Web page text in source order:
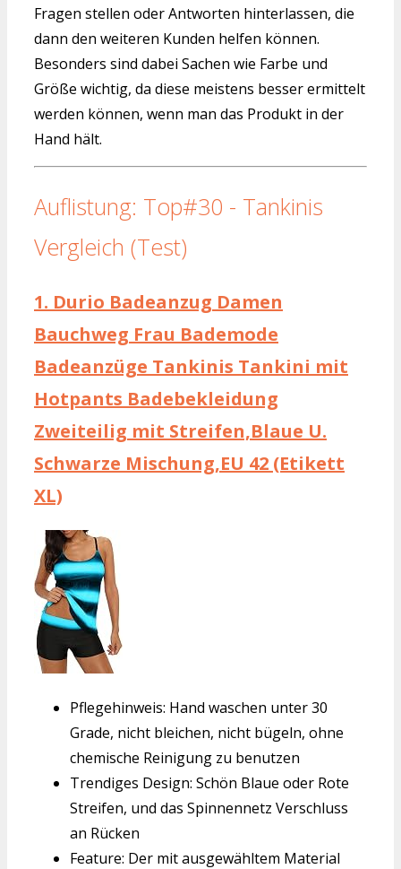
Fragen stellen oder Antworten hinterlassen, die
dann den weiteren Kunden helfen können.
Besonders sind dabei Sachen wie Farbe und
Größe wichtig, da diese meistens besser ermittelt
werden können, wenn man das Produkt in der
Hand hält.
Auflistung: Top#30 - Tankinis
Vergleich (Test)
1. Durio Badeanzug Damen
Bauchweg Frau Bademode
Badeanzüge Tankinis Tankini mit
Hotpants Badebekleidung
Zweiteilig mit Streifen,Blaue U.
Schwarze Mischung,EU 42 (Etikett
XL)
Pflegehinweis: Hand waschen unter 30
Grade, nicht bleichen, nicht bügeln, ohne
chemische Reinigung zu benutzen
Trendiges Design: Schön Blaue oder Rote
Streifen, und das Spinnennetz Verschluss
an Rücken
Feature: Der mit ausgewähltem Material